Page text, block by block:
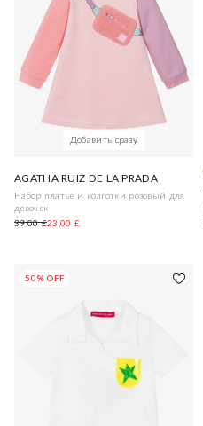
Добавить сразу
AGATHA RUIZ DE LA PRADA
Набор платье и колготки розовый для
девочек
39,00 £23,00 £
50% OFF